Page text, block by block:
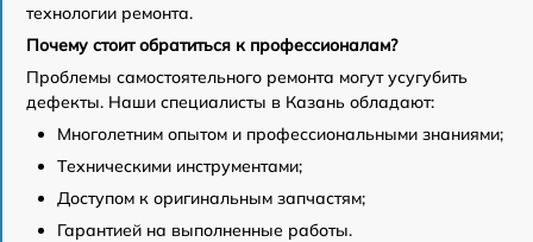
технологии ремонта.
Почему стоит обратиться к профессионалам?
Проблемы самостоятельного ремонта могут усугубить
дефекты. Наши специалисты в Казань обладают:
Многолетним опытом и профессиональными знаниями;
Техническими инструментами;
Доступом к оригинальным запчастям;
Гарантией на выполненные работы.